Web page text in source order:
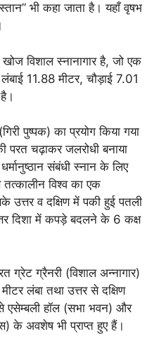
भी कहा जाता है। यहाँ वृषभ
विशाल स्नानागार है, जो एक
11.88 मीटर, चौड़ाई 7.01
पुष्पक) का प्रयोग किया गया
परत चढ़ाकर जलरोधी बनाया
संबंधी स्नान के लिए
तत्कालीन विश्व का एक
उत्तर व दक्षिण में पकी हुई पतली
दिशा में कपड़े बदलने के 6 कक्ष
ग्रेट ग्रैनरी (विशाल अन्नागार)
लंबा तथा उत्तर से दक्षिण
एसेम्बली हॉल (सभा भवन) और
के अवशेष भी प्राप्त हुए हैं।